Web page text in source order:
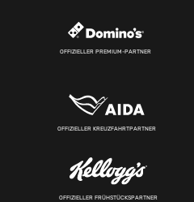
OFFIZIELLER PREMIUM-PARTNER
OFFIZIELLER KREUZFAHRTPARTNER
OFFIZIELLER FRÜHSTÜCKSPARTNER